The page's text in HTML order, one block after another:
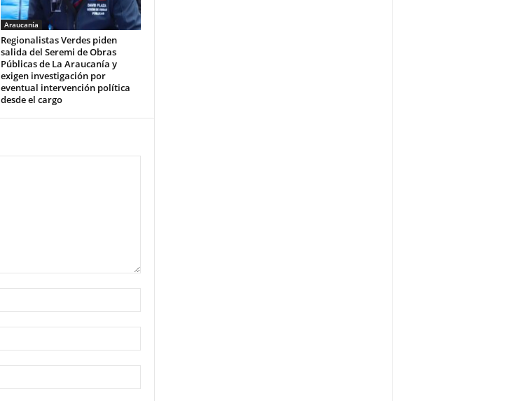
Araucanía
Regionalistas Verdes piden
salida del Seremi de Obras
Públicas de La Araucanía y
exigen investigación por
eventual intervención política
desde el cargo